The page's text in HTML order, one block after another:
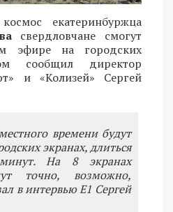
екатеринбуржца
свердловчане смогут
эфире на городских
сообщил директор
и «Колизей» Сергей
времени будут
экранах, длиться
На 8 экранах
точно, возможно,
в интервью Е1 Сергей